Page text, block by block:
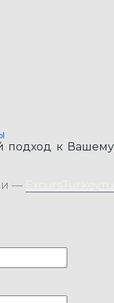
подход к Вашему
—